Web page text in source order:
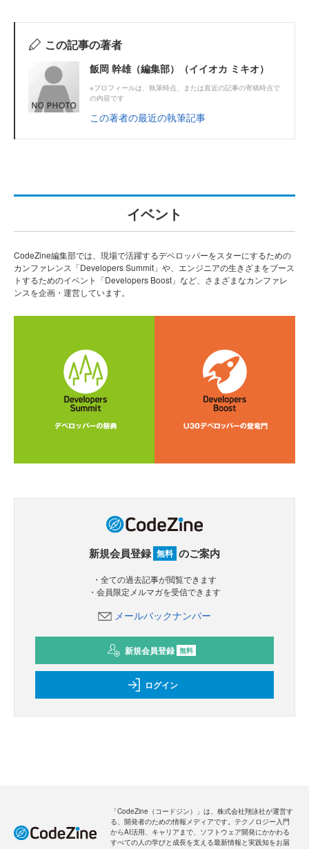
この記事の著者
飯岡 幹雄（編集部）（イイオカ ミキオ）
※プロフィールは、執筆時点、または直近の記事の寄稿時点で
の内容です
この著者の最近の執筆記事
イベント
CodeZine編集部では、現場で活躍するデベロッパーをスターにするための
カンファレンス「Developers Summit」や、エンジニアの生きざまをブース
トするためのイベント「Developers Boost」など、さまざまなカンファレ
ンスを企画・運営しています。
新規会員登録 無料 のご案内
・全ての過去記事が閲覧できます
・会員限定メルマガを受信できます
メールバックナンバー
新規会員登録 無料
ログイン
「CodeZine（コードジン）」は、株式会社翔泳社が運営す
る、開発者のための情報メディアです。テクノロジー入門
からAI活用、キャリアまで、ソフトウェア開発にかかわる
すべての人の学びと成長を支える最新情報と実践知をお届